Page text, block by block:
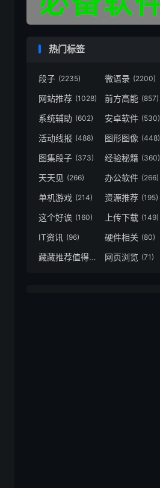
热门标签
段子 (2235) 微语录 (2200)
网站推荐 (1028) 前方高能 (857)
系统辅助 (602) 安卓软件 (530)
活动线报 (488) 图形图像 (448)
图集段子 (373) 经验秘籍 (360)
天天见 (266) 办公软件 (266)
单机游戏 (214) 资源推荐 (195)
这个好诶 (160) 上传下载 (149)
IT资讯 (96) 硬件相关 (80)
藏藏推荐值得一看 (73)
网页浏览 (71)